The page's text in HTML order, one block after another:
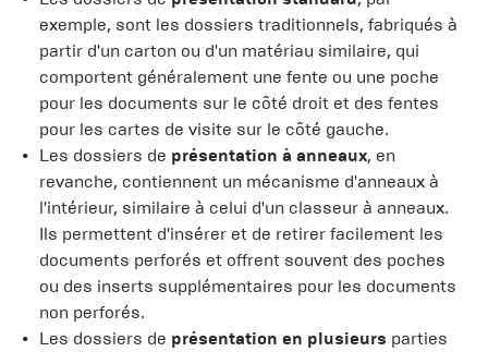
exemple, sont les dossiers traditionnels, fabriqués à
partir d'un carton ou d'un matériau similaire, qui
comportent généralement une fente ou une poche
pour les documents sur le côté droit et des fentes
pour les cartes de visite sur le côté gauche.
Les dossiers de présentation à anneaux, en
revanche, contiennent un mécanisme d'anneaux à
l'intérieur, similaire à celui d'un classeur à anneaux.
Ils permettent d'insérer et de retirer facilement les
documents perforés et offrent souvent des poches
ou des inserts supplémentaires pour les documents
non perforés.
Les dossiers de présentation en plusieurs parties